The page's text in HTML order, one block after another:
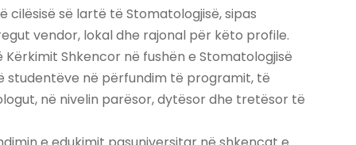
së lartë të Stomatologjisë, sipas
vendor, lokal dhe rajonal për këto profile.
Shkencor në fushën e Stomatologjisë
studentëve në përfundim të programit, të
në nivelin parësor, dytësor dhe tretësor të